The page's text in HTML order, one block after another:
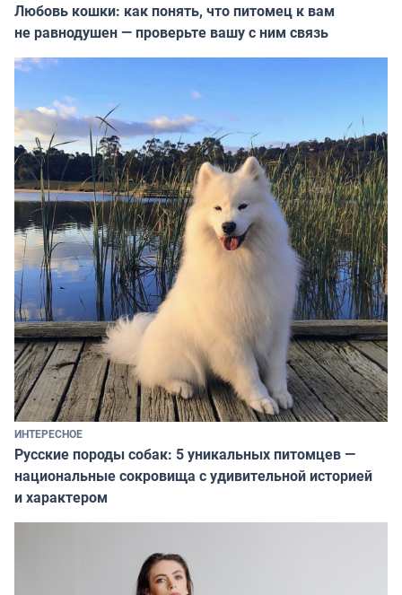
Любовь кошки: как понять, что питомец к вам
не равнодушен — проверьте вашу с ним связь
ИНТЕРЕСНОЕ
Русские породы собак: 5 уникальных питомцев —
национальные сокровища с удивительной историей
и характером